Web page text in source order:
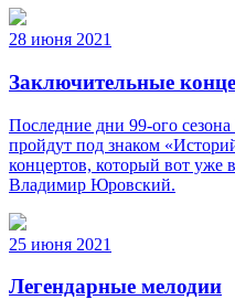
28 июня 2021
Заключительные
Последние дни 99-ого
пройдут под знаком
концертов, который вот уже
Владимир Юровский.
25 июня 2021
Легендарные мелодии